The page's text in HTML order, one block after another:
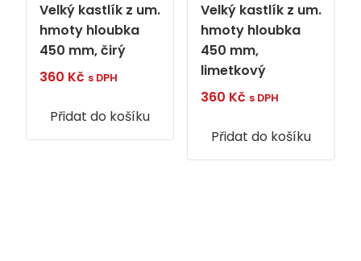
Velký kastlík z um.
hmoty hloubka
450 mm, čirý
360 Kč s DPH
Přidat do košíku
Velký kastlík z um.
hmoty hloubka
450 mm,
limetkový
360 Kč s DPH
Přidat do košíku